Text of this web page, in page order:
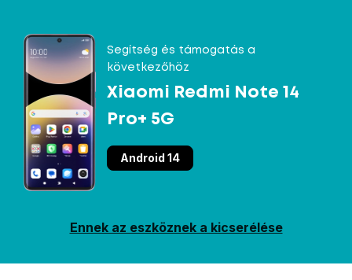
Segítség és támogatás a
következőhöz
Xiaomi Redmi Note 14
Pro+ 5G
Android 14
Ennek az eszköznek a kicserélése